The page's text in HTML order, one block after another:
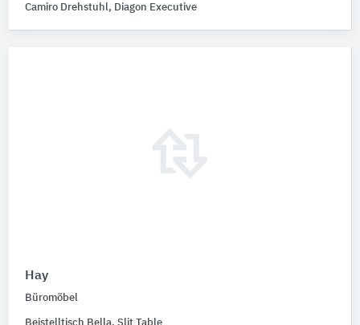
Camiro Drehstuhl, Diagon Executive
Hay
Büromöbel
Beistelltisch Bella, Slit Table